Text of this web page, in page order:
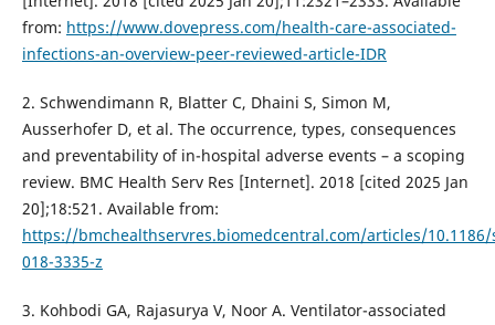
from: https://www.dovepress.com/health-care-associated-
infections-an-overview-peer-reviewed-article-IDR
2. Schwendimann R, Blatter C, Dhaini S, Simon M,
Ausserhofer D, et al. The occurrence, types, consequences
and preventability of in-hospital adverse events – a scoping
review. BMC Health Serv Res [Internet]. 2018 [cited 2025 Jan
20];18:521. Available from:
https://bmchealthservres.biomedcentral.com/articles/10.1186/
018-3335-z
3. Kohbodi GA, Rajasurya V, Noor A. Ventilator-associated